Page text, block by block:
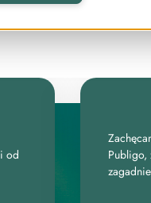
od
Publigo,